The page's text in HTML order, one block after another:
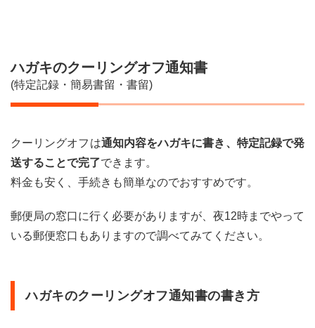
ハガキのクーリングオフ通知書
(特定記録・簡易書留・書留)
クーリングオフは通知内容をハガキに書き、特定記録で発
送することで完了できます。
料金も安く、手続きも簡単なのでおすすめです。
郵便局の窓口に行く必要がありますが、夜12時までやって
いる郵便窓口もありますので調べてみてください。
ハガキのクーリングオフ通知書の書き方